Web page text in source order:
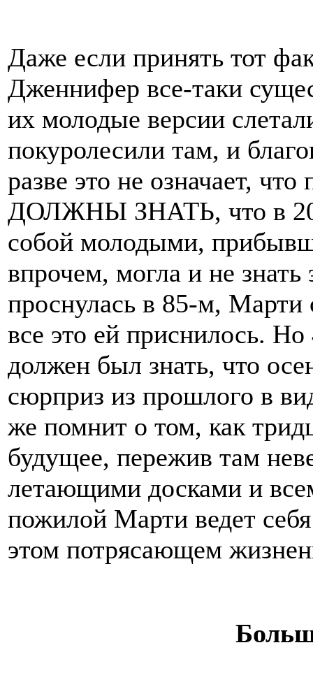
Даже если принять тот
Дженнифер все-таки
их молодые версии
покуролесили там, и
разве это не означает,
ДОЛЖНЫ ЗНАТЬ, что в
собой молодыми,
впрочем, могла и не знать
проснулась в 85-м, Марти
все это ей приснилось.
должен был знать, что
сюрприз из прошлого в
же помнит о том, как
будущее, пережив там
летающими досками и
пожилой Марти ведет
этом потрясающем